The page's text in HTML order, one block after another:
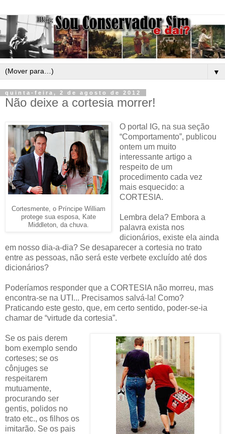
▼
quinta-feira, 2 de agosto de 2012
Não deixe a cortesia morrer!
Cortesmente, o Príncipe William
protege sua esposa, Kate
Middleton, da chuva.
O portal IG, na sua seção
“Comportamento”, publicou
ontem um muito
interessante artigo a
respeito de um
procedimento cada vez
mais esquecido: a
CORTESIA.
Lembra dela? Embora a
palavra exista nos
dicionários, existe ela ainda
em nosso dia-a-dia? Se desaparecer a cortesia no trato
entre as pessoas, não será este verbete excluído até dos
dicionários?
Poderíamos responder que a CORTESIA não morreu, mas
encontra-se na UTI... Precisamos salvá-la! Como?
Praticando este gesto, que, em certo sentido, poder-se-ia
chamar de “virtude da cortesia”.
Se os pais derem
bom exemplo sendo
corteses; se os
cônjuges se
respeitarem
mutuamente,
procurando ser
gentis, polidos no
trato etc., os filhos os
imitarão. Se os pais